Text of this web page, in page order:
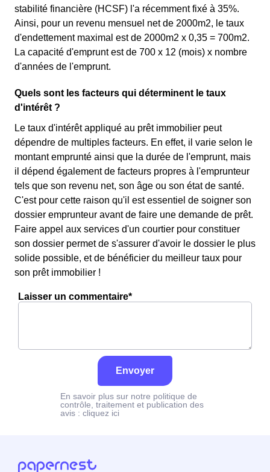
stabilité financière (HCSF) l'a récemment fixé à 35%.
Ainsi, pour un revenu mensuel net de 2000m2, le taux
d'endettement maximal est de 2000m2 x 0,35 = 700m2.
La capacité d'emprunt est de 700 x 12 (mois) x nombre
d'années de l'emprunt.
Quels sont les facteurs qui déterminent le taux
d'intérêt ?
Le taux d'intérêt appliqué au prêt immobilier peut
dépendre de multiples facteurs. En effet, il varie selon le
montant emprunté ainsi que la durée de l'emprunt, mais
il dépend également de facteurs propres à l'emprunteur
tels que son revenu net, son âge ou son état de santé.
C'est pour cette raison qu'il est essentiel de soigner son
dossier emprunteur avant de faire une demande de prêt.
Faire appel aux services d'un courtier pour constituer
son dossier permet de s'assurer d'avoir le dossier le plus
solide possible, et de bénéficier du meilleur taux pour
son prêt immobilier !
Laisser un commentaire*
Envoyer
En savoir plus sur notre politique de
contrôle, traitement et publication des
avis : cliquez ici